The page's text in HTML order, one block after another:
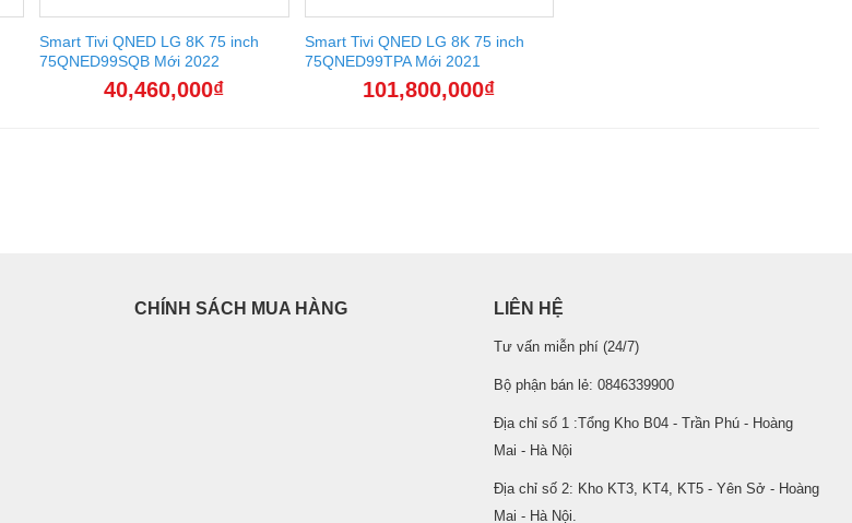
Smart Tivi QNED LG 8K 75 inch
75QNED99SQB Mới 2022
40,460,000₫
Smart Tivi QNED LG 8K 75 inch
75QNED99TPA Mới 2021
101,800,000₫
CHÍNH SÁCH MUA HÀNG LIÊN HỆ
Tư vấn miễn phí (24/7)
Bộ phận bán lẻ: 0846339900
Địa chỉ số 1 :Tổng Kho B04 - Trần Phú - Hoàng
Mai - Hà Nội
Địa chỉ số 2: Kho KT3, KT4, KT5 - Yên Sở - Hoàng
Mai - Hà Nội.